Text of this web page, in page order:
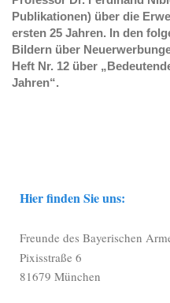
Publikationen) über die
ersten 25 Jahren. In den
Bildern über
Heft Nr. 12 über
Jahren“.
Hier finden Sie uns:
Freunde des Bayerischen
Pixisstraße 6
81679 München